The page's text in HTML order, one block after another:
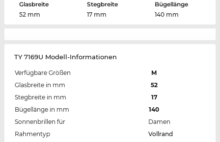
Glasbreite
52 mm
Stegbreite
17 mm
Bügellänge
140 mm
TY 7169U Modell-Informationen
Verfügbare Größen
M
Glasbreite in mm
52
Stegbreite in mm
17
Bügellänge in mm
140
Sonnenbrillen für
Damen
Rahmentyp
Vollrand